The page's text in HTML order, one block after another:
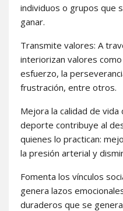
individuos o grupos que
ganar.
Transmite valores: A
interiorizan valores
esfuerzo, la
frustración, entre otros.
Mejora la calidad de vida
deporte contribuye al
quienes lo practican:
la presión arterial y
Fomenta los vínculos
genera lazos
duraderos que se